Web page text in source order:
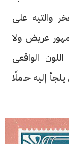
والتيه على
عريض ولا
الواقعى
إليه حاملًا